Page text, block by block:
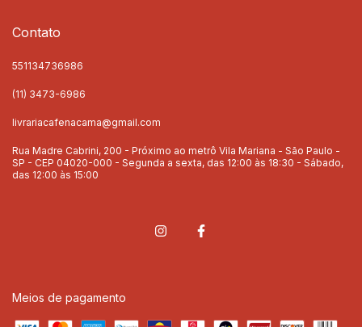
Contato
551134736986
(11) 3473-6986
livrariacafenacama@gmail.com
Rua Madre Cabrini, 200 - Próximo ao metrô Vila Mariana - São Paulo -
SP - CEP 04020-000 - Segunda a sexta, das 12:00 às 18:30 - Sábado,
das 12:00 às 15:00
Meios de pagamento